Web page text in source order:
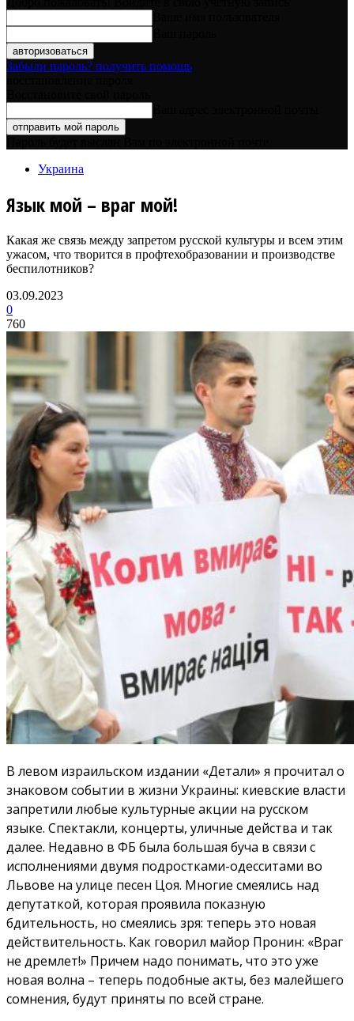
Забыли пароль? получить помощь
Украина
Язык мой – враг мой!
Какая же связь между запретом русской культуры и всем этим
ужасом, что творится в профтехобразовании и производстве
беспилотников?
03.09.2023
0
760
В левом израильском издании «Детали» я прочитал о
знаковом событии в жизни Украины: киевские власти
запретили любые культурные акции на русском
языке. Спектакли, концерты, уличные действа и так
далее. Недавно в ФБ была большая буча в связи с
исполнениями двумя подростками-одесситами во
Львове на улице песен Цоя. Многие смеялись над
депутаткой, которая проявила показную
бдительность, но смеялись зря: теперь это новая
действительность. Как говорил майор Пронин: «Враг
не дремлет!» Причем надо понимать, что это уже
новая волна – теперь подобные акты, без малейшего
сомнения, будут приняты по всей стране.